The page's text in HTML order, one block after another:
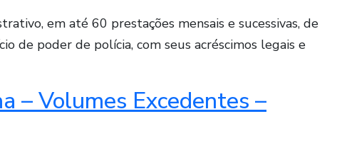
em até 60 prestações mensais e sucessivas, de
de poder de polícia, com seus acréscimos legais e
– Volumes Excedentes –